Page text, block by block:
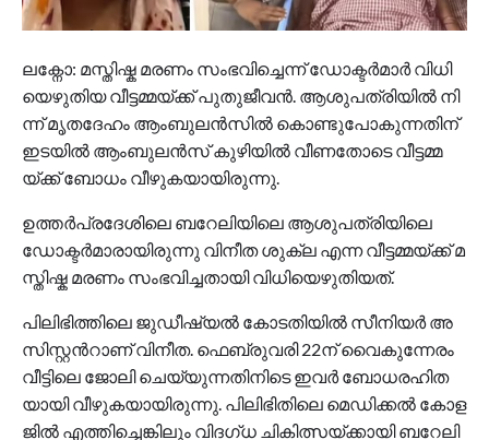
ല​ക്നോ: മ​സ്തി​ഷ്ക മ​ര​ണം സം​ഭ​വി​ച്ചെ​ന്ന് ഡോ​ക്ട​ർ​മാ​ർ വി​ധി​
യെ​ഴു​തി​യ വീ​ട്ട​മ്മ​യ്ക്ക് പു​തു​ജീ​വ​ൻ. ആ​ശു​പ​ത്രി​യി​ൽ നി​
ന്ന് മൃ​ത​ദേ​ഹം ആം​ബു​ല​ൻ​സി​ൽ കൊ​ണ്ടു​പോ​കു​ന്ന​തി​ന്
ഇ​ട​യി​ൽ ആം​ബു​ല​ൻ​സ് കു​ഴി​യി​ൽ വീ​ണ​തോ​ടെ വീ​ട്ട​മ്മ​
യ്ക്ക് ബോ​ധം വീ​ഴു​ക​യാ​യി​രു​ന്നു.
ഉ​ത്ത​ർ​പ്ര​ദേ​ശി​ലെ ബ​റേ​ലി​യി​ലെ ആ​ശു​പ​ത്രി​യി​ലെ
ഡോ​ക്ട​ർ​മാ​രാ​യി​രു​ന്നു വി​നീ​ത ശു​ക്ല എ​ന്ന വീ​ട്ട​മ്മ​യ്ക്ക് മ​
സ്തി​ഷ്ക മ​ര​ണം സം​ഭ​വി​ച്ച​താ​യി വി​ധി​യെ​ഴു​തി​യ​ത്.
പി​ലി​ഭി​ത്തി​ലെ ജു​ഡീ​ഷ്യ​ൽ കോ​ട​തി​യി​ൽ സീ​നി​യ​ർ അ​
സി​സ്റ്റ​ന്‍റാ​ണ് വി​നീ​ത. ഫെ​ബ്രു​വ​രി 22ന് ​വൈ​കു​ന്നേ​രം
വീ​ട്ടി​ലെ ജോ​ലി ചെ​യ്യു​ന്ന​തി​നി​ടെ ഇ​വ​ർ ബോ​ധ​ര​ഹി​ത​
യാ​യി വീ​ഴു​ക​യാ​യി​രു​ന്നു. പി​ലി​ഭി​തി​ലെ മെ​ഡി​ക്ക​ൽ കോ​ള​
ജി​ൽ എ​ത്തി​ച്ചെ​ങ്കി​ലും വി​ദ​ഗ്ധ ചി​കി​ത്സ​യ്ക്കാ​യി ബ​റേ​ലി​